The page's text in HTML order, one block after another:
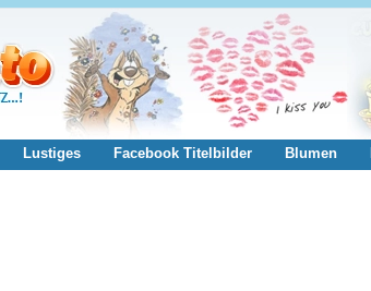
Lustiges Facebook Titelbilder Blumen